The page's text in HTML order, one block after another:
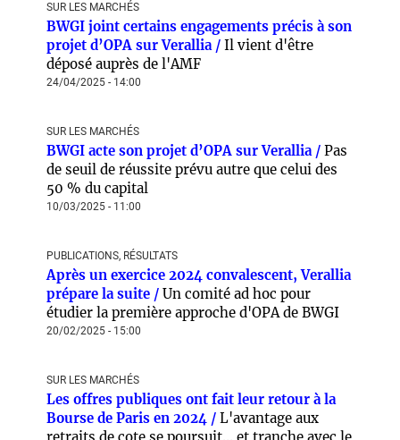
SUR LES MARCHÉS
BWGI joint certains engagements précis à son
projet d’OPA sur Verallia / Il vient d'être
déposé auprès de l'AMF
24/04/2025 - 14:00
SUR LES MARCHÉS
BWGI acte son projet d’OPA sur Verallia / Pas
de seuil de réussite prévu autre que celui des
50 % du capital
10/03/2025 - 11:00
PUBLICATIONS, RÉSULTATS
Après un exercice 2024 convalescent, Verallia
prépare la suite / Un comité ad hoc pour
étudier la première approche d'OPA de BWGI
20/02/2025 - 15:00
SUR LES MARCHÉS
Les offres publiques ont fait leur retour à la
Bourse de Paris en 2024 / L'avantage aux